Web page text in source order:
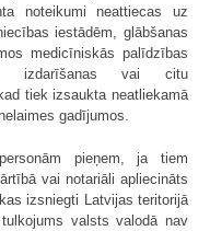
noteikumi neattiecas uz
iestādēm, glābšanas
medicīniskās palīdzības
izdarīšanas vai citu
tiek izsaukta neatliekamā
gadījumos.
pieņem, ja tiem
vai notariāli apliecināts
izsniegti Latvijas teritorijā
valsts valodā nav